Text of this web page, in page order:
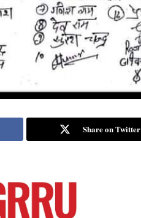
Share on Twitter